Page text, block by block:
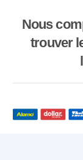
Nous
trouver